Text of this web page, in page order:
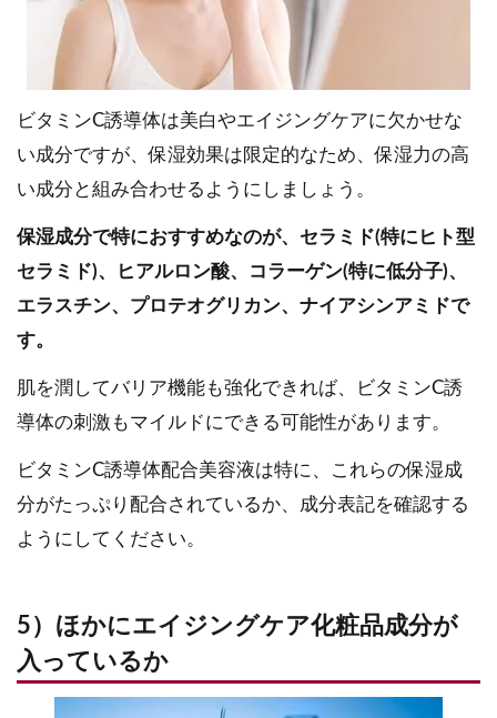
ビタミンC誘導体は美白やエイジングケアに欠かせな
い成分ですが、保湿効果は限定的なため、保湿力の高
い成分と組み合わせるようにしましょう。
保湿成分で特におすすめなのが、セラミド(特にヒト型
セラミド)、ヒアルロン酸、コラーゲン(特に低分子)、
エラスチン、プロテオグリカン、ナイアシンアミドで
す。
肌を潤してバリア機能も強化できれば、ビタミンC誘
導体の刺激もマイルドにできる可能性があります。
ビタミンC誘導体配合美容液は特に、これらの保湿成
分がたっぷり配合されているか、成分表記を確認する
ようにしてください。
5）ほかにエイジングケア化粧品成分が
入っているか